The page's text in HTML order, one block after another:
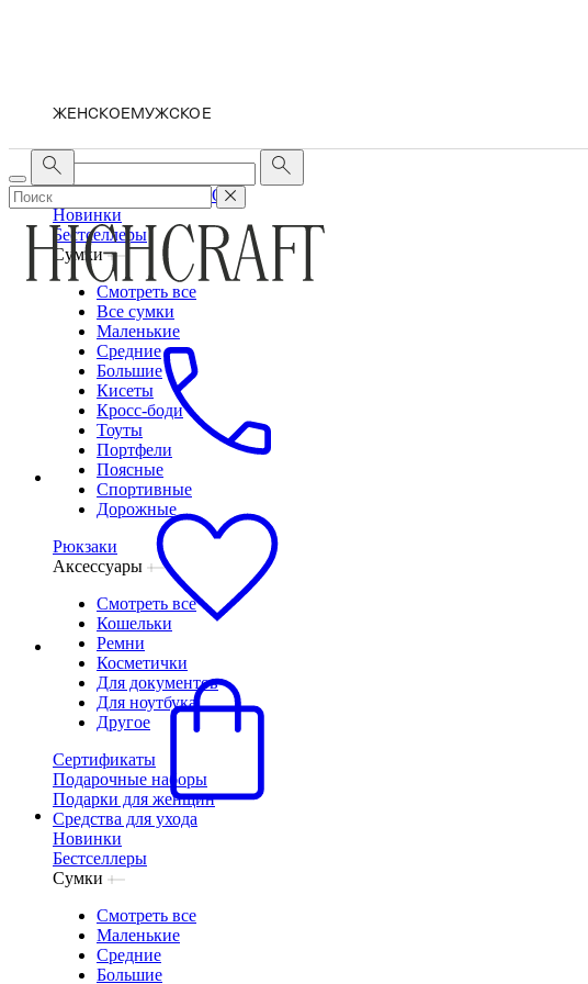
ЖЕНСКОЕ МУЖСКОЕ
МУЖСКОЕ
Новинки
Бестселлеры
Сумки
Смотреть все
Все сумки
Маленькие
Средние
Большие
Кисеты
Кросс-боди
Тоуты
Портфели
Поясные
Спортивные
Дорожные
Рюкзаки
Аксессуары
Смотреть все
Кошельки
Ремни
Косметички
Для документов
Для ноутбука
Другое
Сертификаты
Подарочные наборы
Подарки для женщин
Средства для ухода
Новинки
Бестселлеры
Сумки
Смотреть все
Маленькие
Средние
Большие